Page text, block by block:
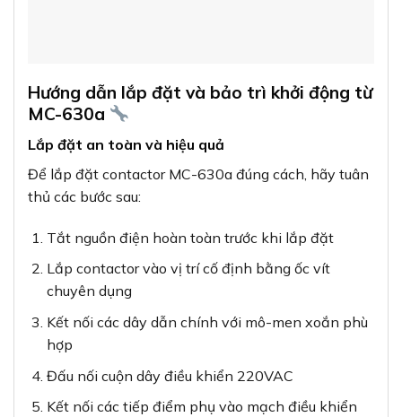
Hướng dẫn lắp đặt và bảo trì khởi động từ
MC-630a
Lắp đặt an toàn và hiệu quả
Để lắp đặt contactor MC-630a đúng cách, hãy tuân
thủ các bước sau:
Tắt nguồn điện hoàn toàn trước khi lắp đặt
Lắp contactor vào vị trí cố định bằng ốc vít
chuyên dụng
Kết nối các dây dẫn chính với mô-men xoắn phù
hợp
Đấu nối cuộn dây điều khiển 220VAC
Kết nối các tiếp điểm phụ vào mạch điều khiển